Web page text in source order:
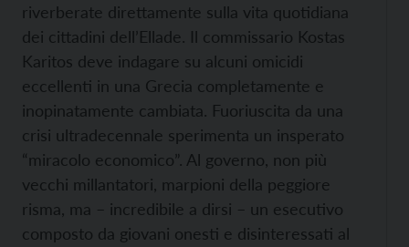
riverberate direttamente sulla vita quotidiana
dei cittadini dell’Ellade. Il commissario Kostas
Karitos deve indagare su alcuni omicidi
eccellenti in una Grecia completamente e
inopinatamente cambiata. Fuoriuscita da una
crisi ultradecennale sperimenta un insperato
“miracolo economico”. Al governo, non più
vecchi millantatori, marpioni della peggiore
risma, ma – incredibile a dirsi – un esecutivo
composto da giovani onesti e disinteressati al